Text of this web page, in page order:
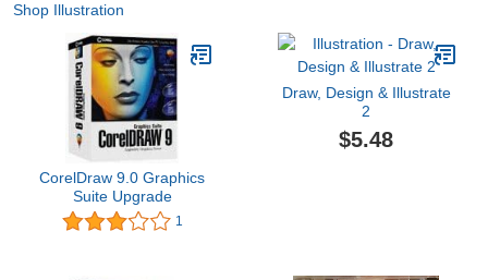
Shop Illustration
CorelDraw 9.0 Graphics
Suite Upgrade
1
Draw, Design & Illustrate
2
$5.48